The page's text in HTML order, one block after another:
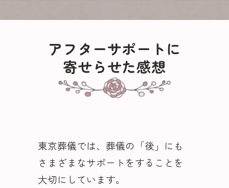
アフターサポートに
寄せらせた感想
東京葬儀では、葬儀の「後」にも
さまざまなサポートをすることを
大切にしています。